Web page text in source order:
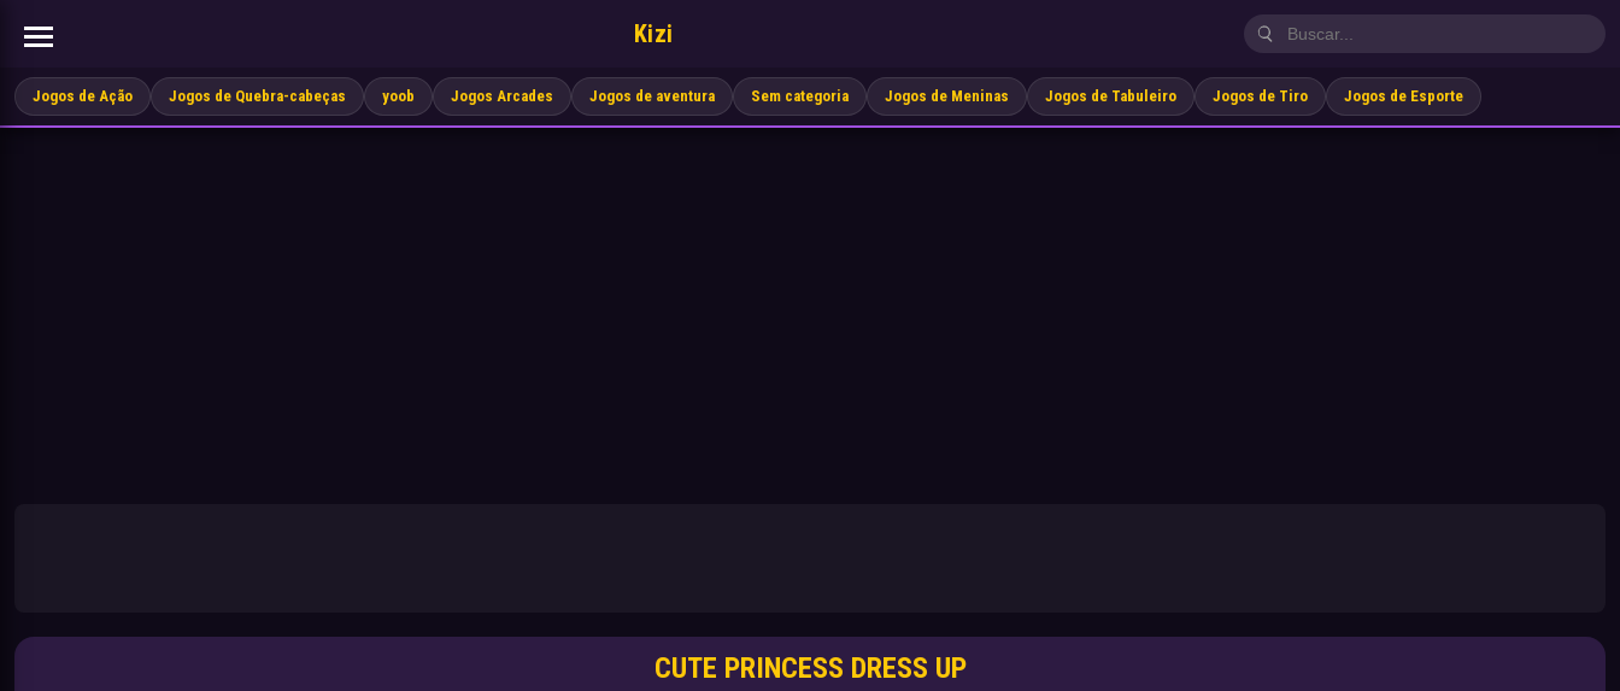
Kizi
Jogos de Ação Jogos de Quebra-cabeças yoob Jogos Arcades Jogos de aventura Sem categoria Jogos de Meninas Jogos de Tabuleiro Jogos de Tiro Jogos de Esporte
CUTE PRINCESS DRESS UP